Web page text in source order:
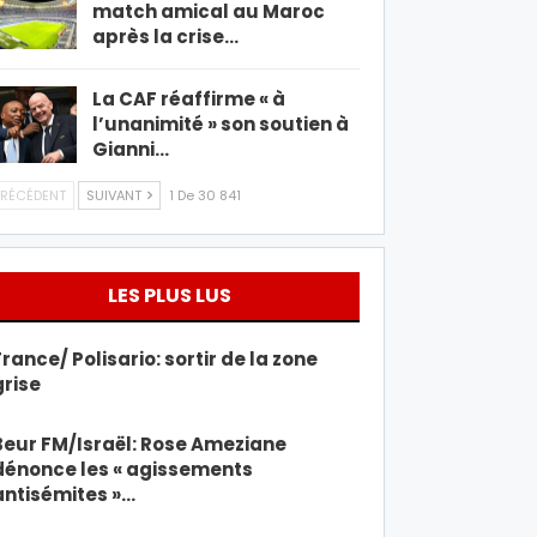
match amical au Maroc
après la crise…
La CAF réaffirme « à
l’unanimité » son soutien à
Gianni…
SUIVANT 1 De 30 841
LES PLUS LUS
Polisario: sortir de la zone
FM/Israël: Rose Ameziane
les « agissements
»…